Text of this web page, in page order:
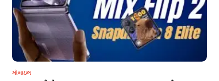
મોબાઇલ